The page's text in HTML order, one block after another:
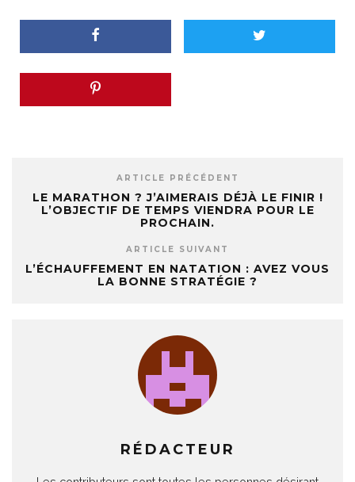
ARTICLE PRÉCÉDENT
LE MARATHON ? J’AIMERAIS DÉJÀ LE FINIR !
L’OBJECTIF DE TEMPS VIENDRA POUR LE
PROCHAIN.
ARTICLE SUIVANT
L’ÉCHAUFFEMENT EN NATATION : AVEZ VOUS
LA BONNE STRATÉGIE ?
RÉDACTEUR